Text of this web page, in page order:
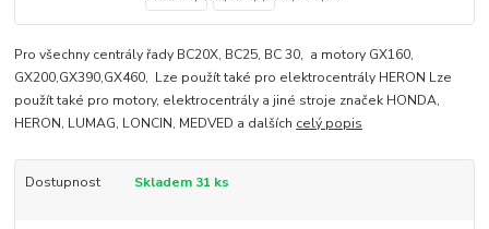
Pro všechny centrály řady BC20X, BC25, BC 30, a motory GX160,
GX200,GX390,GX460, Lze použít také pro elektrocentrály HERON Lze
použít také pro motory, elektrocentrály a jiné stroje značek HONDA,
HERON, LUMAG, LONCIN, MEDVED a dalších celý popis
Dostupnost Skladem 31 ks